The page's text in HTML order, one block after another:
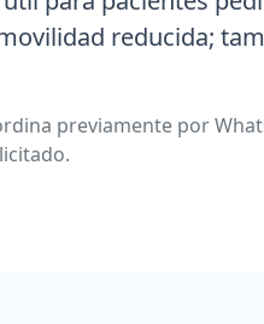
reducida;
previamente por